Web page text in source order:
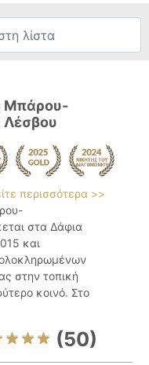
Μπάρου-
Λέσβου
περισσότερα >>
στα Δάφια
και
ολοκληρωμένων
στην τοπική
κοινό. Στο
(50)